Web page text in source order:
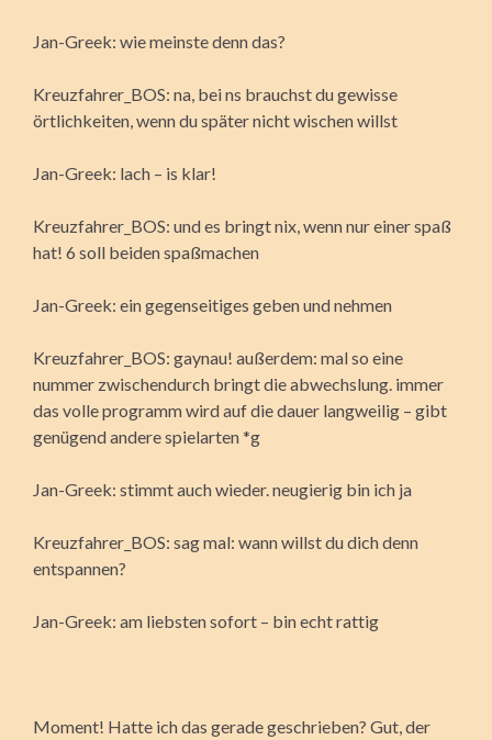
Jan-Greek: wie meinste denn das?
Kreuzfahrer_BOS: na, bei ns brauchst du gewisse
örtlichkeiten, wenn du später nicht wischen willst
Jan-Greek: lach – is klar!
Kreuzfahrer_BOS: und es bringt nix, wenn nur einer spaß
hat! 6 soll beiden spaßmachen
Jan-Greek: ein gegenseitiges geben und nehmen
Kreuzfahrer_BOS: gaynau! außerdem: mal so eine
nummer zwischendurch bringt die abwechslung. immer
das volle programm wird auf die dauer langweilig – gibt
genügend andere spielarten *g
Jan-Greek: stimmt auch wieder. neugierig bin ich ja
Kreuzfahrer_BOS: sag mal: wann willst du dich denn
entspannen?
Jan-Greek: am liebsten sofort – bin echt rattig
Moment! Hatte ich das gerade geschrieben? Gut, der